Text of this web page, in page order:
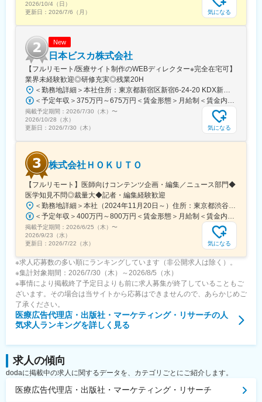
当社が提供する「ヒポクラ」は、約70,000人以上の医師が参加す
ンライン医局”として多くの医師に活用されています。
コミュニティを通じて、医師は他の専門領域の知見を得たり、診
療の選択肢を広げたりすることができ、結果的に患者さんにより
良い医療を届けることにつながっています。単なる情報共有にと
どまらず、医師同士の相互支援を通じて臨床力とモチベーション
を高める仕組みを提供している点が、当社サービスの大きな強み
となっています。
2026/10/4（日）
更新日： 2026/7/6（月） 気になる
New
日本ビスカ株式会社
【フルリモート/医療サイト制作のWEBディレクター※完全在宅可】
業界未経験歓迎◎研修充実◎残業20H
＜勤務地詳細＞本社住所：東京都新宿区新宿6-24-20 KDX新宿6丁目ビル10F勤務地最寄駅：都営大江戸線、東京メトロ副都心線／東新宿駅受動喫煙対策：屋内全面禁煙変更の範囲：会社の定める事業所（リモートワーク含む）
＜予定年収＞375万円～675万円＜賃金形態＞月給制＜賃金内訳＞月額（基本給）：250,000円～450,000円＜月給＞250,000円～450,000円＜昇給有無＞有＜残業手当＞有＜給与補足＞■賞与：年2回※25年度実績4.08ヶ月分■昇給：年1回賃金はあくまでも目安の金額であり、選考を通じて上下する可能性があります。月給(月額)は固定手当を含めた表記です。
掲載予定期間： 2026/7/30（木） 〜
2026/10/28（水）
更新日： 2026/7/30（木） 気になる
株式会社ＨＯＫＵＴＯ
【フルリモート】医師向けコンテンツ企画・編集／ニュース部門◆
医学知見不問◎裁量大◆記者・編集経験歓迎
＜勤務地詳細＞本社（2024年11月20日～）住所：東京都渋谷区渋谷一丁目12番2 クロスオフィス渋谷311受動喫煙対策：屋内全面禁煙変更の範囲：会社の定める事業所（リモートワーク含む）
＜予定年収＞400万円～800万円＜賃金形態＞月給制＜賃金内訳＞月額（基本給）：241,565円～483,130円固定残業手当/月：91,768円～183,536円（固定残業時間45時間0分/月）超過した時間外労働の残業手当は追加支給＜月給＞333,333円～666,666円（一律手当を含む）＜昇給有無＞有＜残業手当＞有＜給与補足＞※実績やご経験、スキルを考慮し、当社規定に基づいて決定します。賃金はあくまでも目安の金額であり、選考を通じて上下する可能性があります。月給(月額)は固定手当を含めた表記です。
掲載予定期間： 2026/6/25（木） 〜
2026/9/23（水）
更新日： 2026/7/22（水） 気になる
※求人応募数の多い順にランキングしています（非公開求人は除く）。
※集計対象期間：2026/7/30（木）～2026/8/5（水）
※事情により掲載終了予定日よりも前に求人募集が終了していることもご
ざいます。その場合は当サイトから応募はできませんので、あらかじめご
了承ください。
医療広告代理店・出版社・マーケティング・リサーチの人
気求人ランキングを詳しく見る
求人の傾向
dodaに掲載中の求人に関するデータを、カテゴリごとにご紹介します。
医療広告代理店・出版社・マーケティング・リサーチ